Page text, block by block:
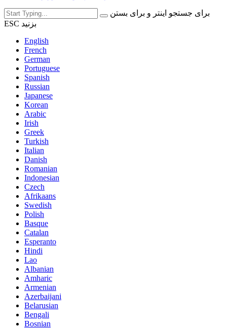
برای جستجو اینتر و برای بستن
ESC بزنید
English
French
German
Portuguese
Spanish
Russian
Japanese
Korean
Arabic
Irish
Greek
Turkish
Italian
Danish
Romanian
Indonesian
Czech
Afrikaans
Swedish
Polish
Basque
Catalan
Esperanto
Hindi
Lao
Albanian
Amharic
Armenian
Azerbaijani
Belarusian
Bengali
Bosnian